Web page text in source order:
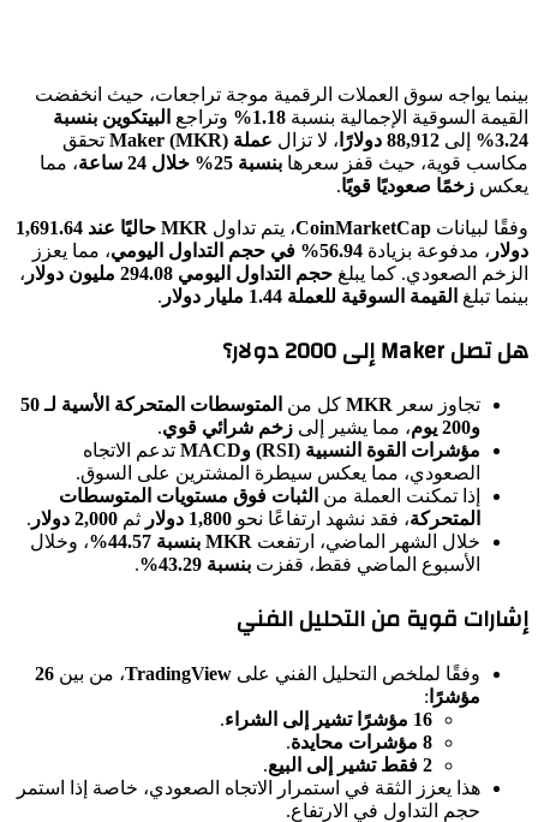
بينما يواجه سوق العملات الرقمية موجة تراجعات، حيث انخفضت
القيمة السوقية الإجمالية بنسبة 1.18% وتراجع البيتكوين بنسبة
3.24%
إلى 88,912 دولارًا ، لا تزال عملة Maker (MKR)
تحقق
مكاسب قوية، حيث قفز سعرها بنسبة 25% خلال 24 ساعة
، مما
يعكس زخمًا صعوديًا قويًا.
وفقًا لبيانات CoinMarketCap، يتم تداول
MKR حاليًا عند 1,691.64
دولار ، مدفوعة بزيادة 56.94% في حجم التداول اليومي
، مما يعزز
الزخم الصعودي. كما يبلغ حجم التداول اليومي 294.08 مليون دولار
،
بينما تبلغ القيمة السوقية للعملة 1.44 مليار دولار .
هل تصل Maker إلى 2000 دولار؟
تجاوز سعر MKR كل من
المتوسطات المتحركة الأسية لـ 50
و200 يوم
، مما يشير إلى زخم شرائي قوي.
مؤشرات القوة النسبية (RSI) وMACD
تدعم الاتجاه
الصعودي، مما يعكس سيطرة المشترين على السوق.
إذا تمكنت العملة من الثبات فوق مستويات المتوسطات
المتحركة، فقد نشهد ارتفاعًا نحو 1,800 دولار ثم 2,000 دولار
.
خلال الشهر الماضي، ارتفعت MKR بنسبة 44.57%
، وخلال
الأسبوع الماضي فقط، قفزت بنسبة 43.29% .
إشارات قوية من التحليل الفني
وفقًا لملخص التحليل الفني على TradingView، من بين 26
مؤشرًا :
16 مؤشرًا تشير إلى الشراء
.
8 مؤشرات محايدة
.
2 فقط تشير إلى البيع
.
هذا يعزز الثقة في استمرار الاتجاه الصعودي، خاصة إذا استمر
حجم التداول في الارتفاع.